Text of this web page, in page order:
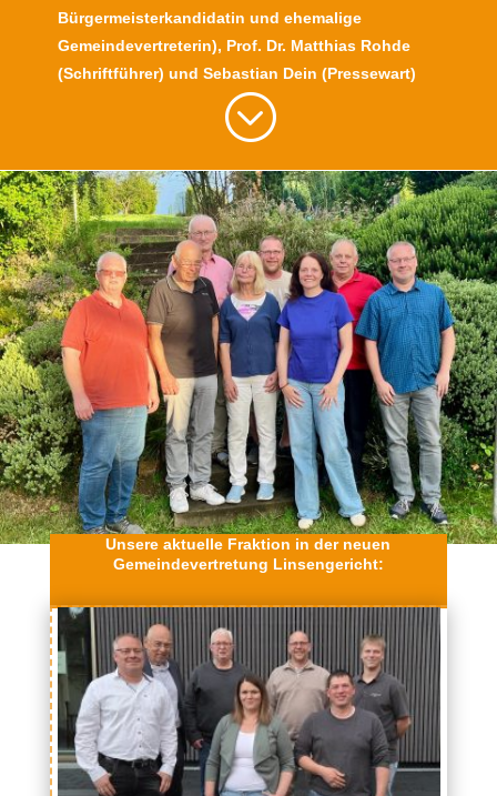
Bürgermeisterkandidatin und ehemalige
Gemeindevertreterin), Prof. Dr. Matthias Rohde
(Schriftführer) und Sebastian Dein (Pressewart)
;
Unsere aktuelle Fraktion in der neuen
Gemeindevertretung Linsengericht: